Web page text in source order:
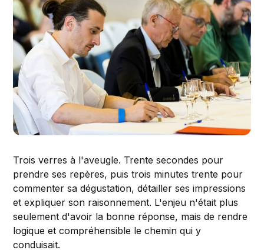
Trois verres à l'aveugle. Trente secondes pour
prendre ses repères, puis trois minutes trente pour
commenter sa dégustation, détailler ses impressions
et expliquer son raisonnement. L'enjeu n'était plus
seulement d'avoir la bonne réponse, mais de rendre
logique et compréhensible le chemin qui y
conduisait.